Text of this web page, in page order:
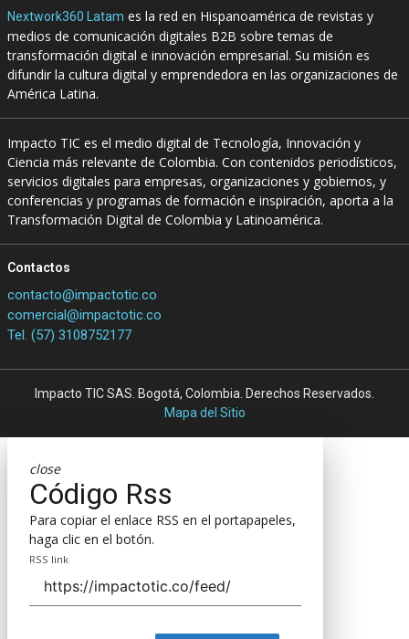
Nextwork360 Latam es la red en Hispanoamérica de revistas y
medios de comunicación digitales B2B sobre temas de
transformación digital e innovación empresarial. Su misión es
difundir la cultura digital y emprendedora en las organizaciones de
América Latina.
Impacto TIC es el medio digital de Tecnología, Innovación y
Ciencia más relevante de Colombia. Con contenidos periodísticos,
servicios digitales para empresas, organizaciones y gobiernos, y
conferencias y programas de formación e inspiración, aporta a la
Transformación Digital de Colombia y Latinoamérica.
Contactos
contacto@impactotic.co
comercial@impactotic.co
Tel. (57) 3108752177
Impacto TIC SAS. Bogotá, Colombia. Derechos Reservados.
Mapa del Sitio
close
Código Rss
Para copiar el enlace RSS en el portapapeles,
haga clic en el botón.
RSS link